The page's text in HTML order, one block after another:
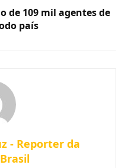
de 109 mil agentes de
país
- Reporter da